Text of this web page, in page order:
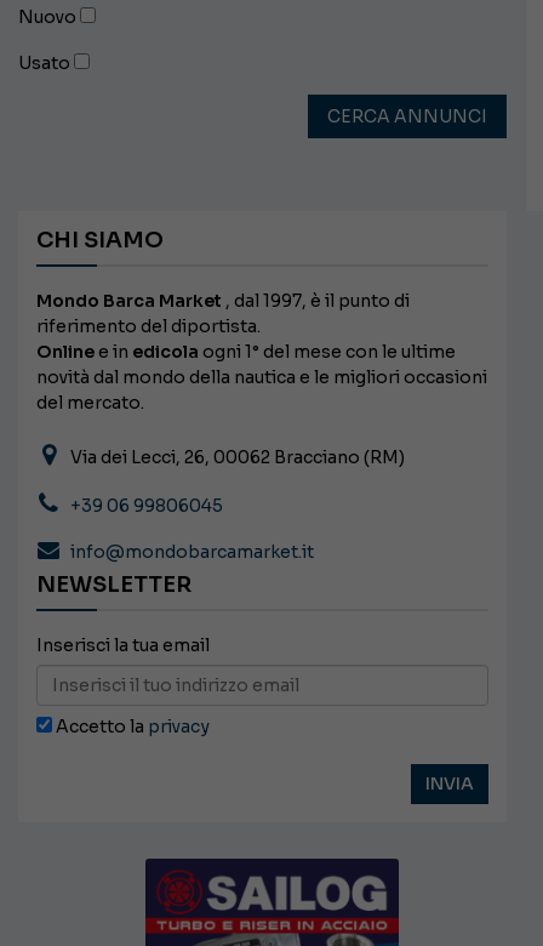
Nuovo
Usato
CERCA ANNUNCI
CHI SIAMO
Mondo Barca Market , dal 1997, è il punto di
riferimento del diportista.
Online e in edicola ogni 1° del mese con le ultime
novità dal mondo della nautica e le migliori occasioni
del mercato.
Via dei Lecci, 26, 00062 Bracciano (RM)
+39 06 99806045
info@mondobarcamarket.it
NEWSLETTER
Inserisci la tua email
Accetto la privacy